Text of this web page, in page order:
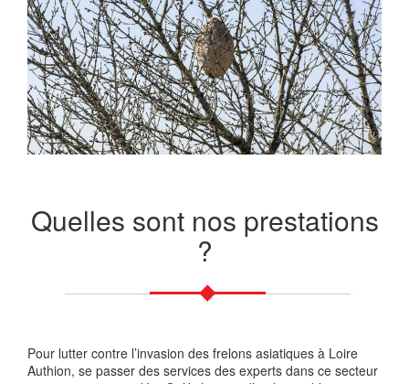
Quelles sont nos prestations
?
Pour lutter contre l’invasion des frelons asiatiques à Loire
Authion, se passer des services des experts dans ce secteur